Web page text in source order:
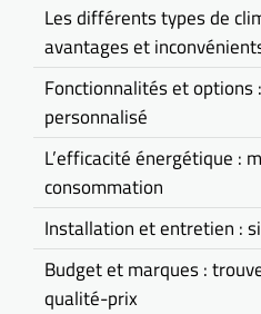
Les différents types de
avantages et
Fonctionnalités et options
personnalisé
L’efficacité énergétique :
consommation
Installation et entretien :
Budget et marques :
qualité-prix